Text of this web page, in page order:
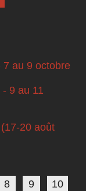
7 au 9 octobre
9 au 11
20 août
8 9 10